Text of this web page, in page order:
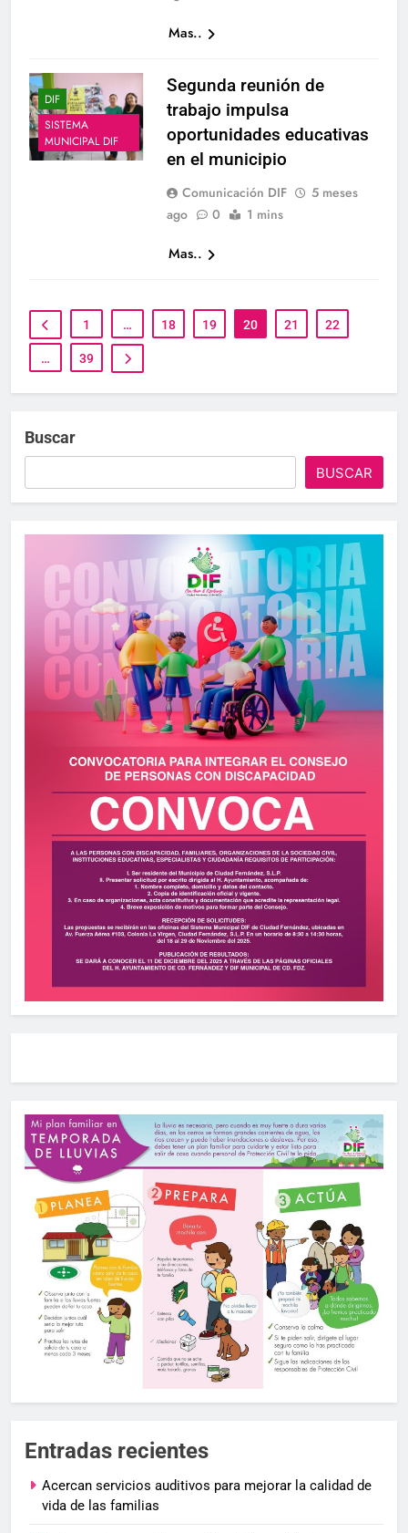
Mas..
DIF
SISTEMA
MUNICIPAL DIF
Segunda reunión de
trabajo impulsa
oportunidades educativas
en el municipio
Comunicación DIF
5 meses
ago
0 1 mins
Mas..
1 … 18 19 20 21 22
… 39
Buscar
BUSCAR
Entradas recientes
Acercan servicios auditivos para mejorar la calidad de
vida de las familias